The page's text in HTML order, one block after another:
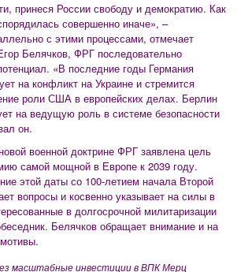
принеся России свободу и демократию. Как
совершенно иначе», –
с этими процессами, отмечает
Белячков, ФРГ последовательно
«В последние годы Германия
на конфликт на Украине и стремится
роли США в европейских делах. Берлин
на ведущую роль в системе безопасности
он.
военной доктрине ФРГ заявлена цель
самой мощной в Европе к 2039 году.
этой даты со 100-летием начала Второй
вопросы и косвенно указывает на силы в
в долгосрочной милитаризации
Белячков обращает внимание и на
масштабные инвестиции в ВПК Мерц